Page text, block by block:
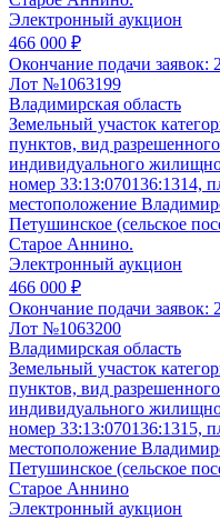
Электронный аукцион
466 000 ₽
Окончание подачи заявок:
Лот №1063199
Владимирская область
Земельный участок
пунктов, вид
индивидуального
номер 33:13:070136:1314,
местоположение
Петушинское (сельское
Старое Аннино.
Электронный аукцион
466 000 ₽
Окончание подачи заявок:
Лот №1063200
Владимирская область
Земельный участок
пунктов, вид
индивидуального
номер 33:13:070136:1315,
местоположение
Петушинское (сельское
Старое Аннино
Электронный аукцион